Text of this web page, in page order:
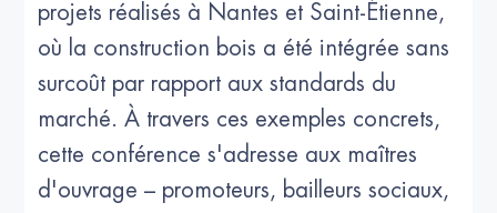
projets réalisés à Nantes et Saint-Étienne,
où la construction bois a été intégrée sans
surcoût par rapport aux standards du
marché. À travers ces exemples concrets,
cette conférence s'adresse aux maîtres
d'ouvrage – promoteurs, bailleurs sociaux,